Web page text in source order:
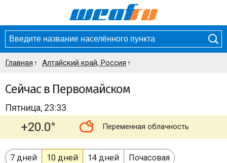
Главная Алтайский край, Россия
Сейчас в Первомайском
Пятница, 23:33
+20.0° Переменная облачность
7 дней 10 дней 14 дней Почасовая